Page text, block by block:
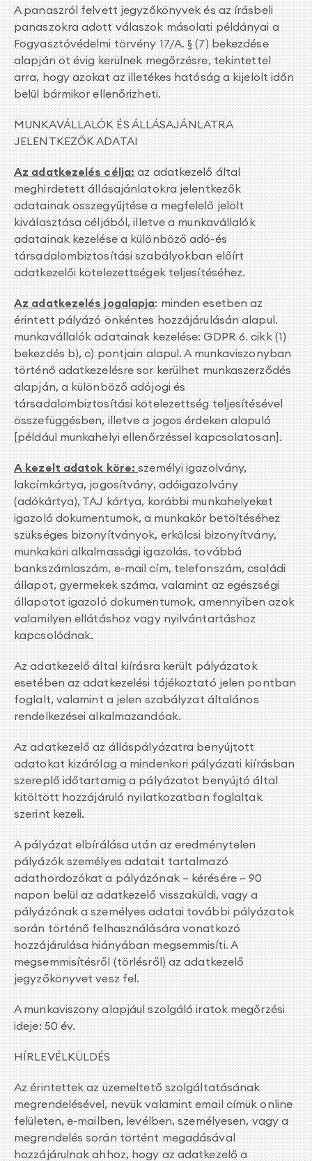
A panaszról felvett jegyzőkönyvek és az írásbeli
panaszokra adott válaszok másolati példányai a
Fogyasztóvédelmi törvény 17/A. § (7) bekezdése
alapján öt évig kerülnek megőrzésre, tekintettel
arra, hogy azokat az illetékes hatóság a kijelölt időn
belül bármikor ellenőrizheti.
MUNKAVÁLLALÓK ÉS ÁLLÁSAJÁNLATRA
JELENTKEZŐK ADATAI
Az adatkezelés célja:az adatkezelő által
meghirdetett állásajánlatokra jelentkezők
adatainak összegyűjtése a megfelelő jelölt
kiválasztása céljából, illetve a munkavállalók
adatainak kezelése a különböző adó-és
társadalombiztosítási szabályokban előírt
adatkezelői kötelezettségek teljesítéséhez.
Az adatkezelés jogalapja: minden esetben az
érintett pályázó önkéntes hozzájárulásán alapul.
munkavállalók adatainak kezelése: GDPR 6. cikk (1)
bekezdés b), c) pontjain alapul. A munkaviszonyban
történő adatkezelésre sor kerülhet munkaszerződés
alapján, a különböző adójogi és
társadalombiztosítási kötelezettség teljesítésével
összefüggésben, illetve a jogos érdeken alapuló
[például munkahelyi ellenőrzéssel kapcsolatosan].
A kezelt adatok köre:személyi igazolvány,
lakcímkártya, jogosítvány, adóigazolvány
(adókártya), TAJ kártya, korábbi munkahelyeket
igazoló dokumentumok, a munkakör betöltéséhez
szükséges bizonyítványok, erkölcsi bizonyítvány,
munkaköri alkalmassági igazolás, továbbá
bankszámlaszám, e-mail cím, telefonszám, családi
állapot, gyermekek száma, valamint az egészségi
állapotot igazoló dokumentumok, amennyiben azok
valamilyen ellátáshoz vagy nyilvántartáshoz
kapcsolódnak.
Az adatkezelő által kiírásra került pályázatok
esetében az adatkezelési tájékoztató jelen pontban
foglalt, valamint a jelen szabályzat általános
rendelkezései alkalmazandóak.
Az adatkezelő az álláspályázatra benyújtott
adatokat kizárólag a mindenkori pályázati kiírásban
szereplő időtartamig a pályázatot benyújtó által
kitöltött hozzájáruló nyilatkozatban foglaltak
szerint kezeli.
A pályázat elbírálása után az eredménytelen
pályázók személyes adatait tartalmazó
adathordozókat a pályázónak – kérésére – 90
napon belül az adatkezelő visszaküldi, vagy a
pályázónak a személyes adatai további pályázatok
során történő felhasználására vonatkozó
hozzájárulása hiányában megsemmisíti. A
megsemmisítésről (törlésről) az adatkezelő
jegyzőkönyvet vesz fel.
A munkaviszony alapjául szolgáló iratok megőrzési
ideje: 50 év.
HÍRLEVÉLKÜLDÉS
Az érintettek az üzemeltető szolgáltatásának
megrendelésével, nevük valamint email címük online
felületen, e-mailben, levélben, személyesen, vagy a
megrendelés során történt megadásával
hozzájárulnak ahhoz, hogy az adatkezelő a